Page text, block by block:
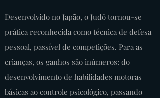
Desenvolvido no Japão, o Judô tornou-se
prática reconhecida como técnica de defesa
pessoal, passível de competições. Para as
crianças, os ganhos são inúmeros: do
desenvolvimento de habilidades motoras
básicas ao controle psicológico, passando